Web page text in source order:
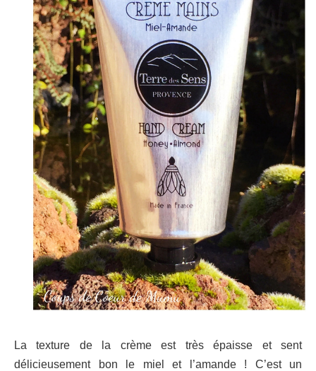
La texture de la crème est très épaisse et sent
délicieusement bon le miel et l’amande ! C’est un